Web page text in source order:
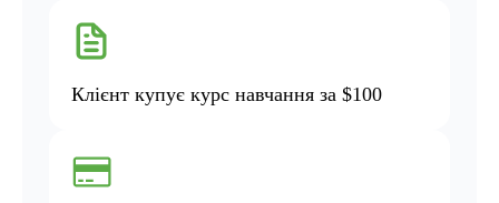
Клієнт купує курс навчання за $100